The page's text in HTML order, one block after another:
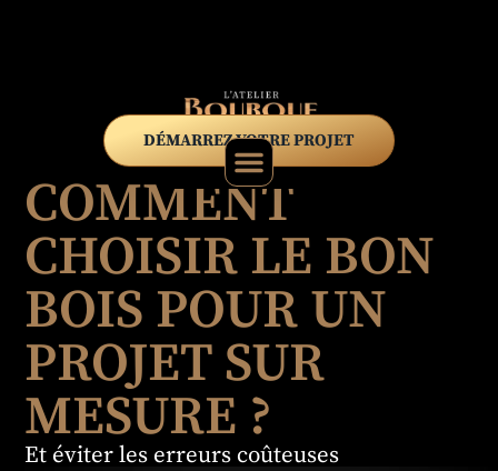
DÉMARREZ VOTRE PROJET
COMMENT
CHOISIR LE BON
BOIS POUR UN
PROJET SUR
MESURE ?
Et éviter les erreurs coûteuses